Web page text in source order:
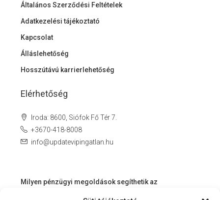
Általános Szerződési Feltételek
Adatkezelési tájékoztató
Kapcsolat
Álláslehetőség
Hosszútávú karrierlehetőség
Elérhetőség
Iroda: 8600, Siófok Fő Tér 7.
+3670-418-8008
info@updatevipingatlan.hu
Milyen pénzügyi megoldások segíthetik az